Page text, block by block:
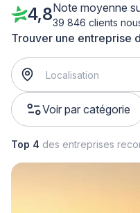
Trouver une entreprise
Voir par catégorie
4,8Note moyenne
39 846 clients
Top 4 des entreprises